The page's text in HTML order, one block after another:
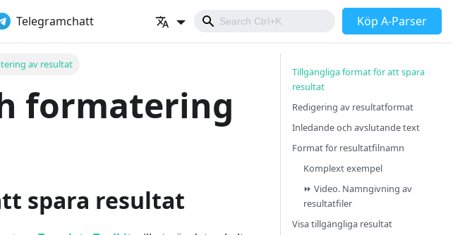
Telegramchatt Köp A-Parser
av resultat
formatering
spara resultat
Tillgängliga format för att spara
resultat
Redigering av resultatformat
Inledande och avslutande text
Format för resultatfilnamn
Komplext exempel
⏩ Video. Namngivning av
resultatfiler
Visa tillgängliga resultat